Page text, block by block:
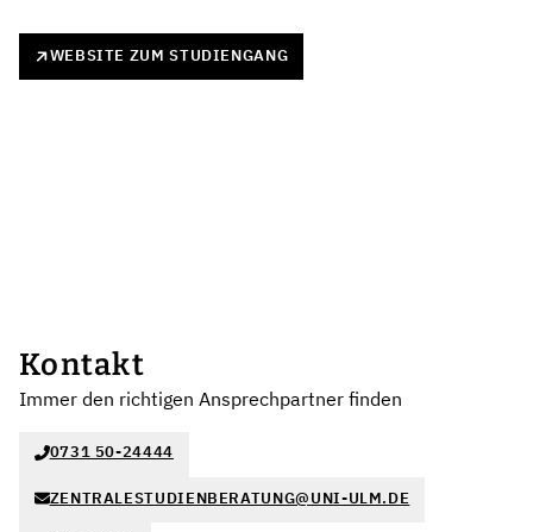
WEBSITE ZUM STUDIENGANG
Kontakt
Immer den richtigen Ansprechpartner finden
0731 50-24444
ZENTRALESTUDIENBERATUNG@UNI-ULM.DE